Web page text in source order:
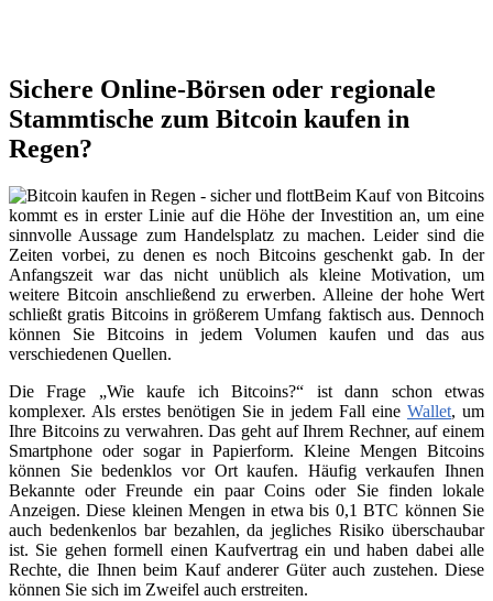
Sichere Online-Börsen oder regionale
Stammtische zum Bitcoin kaufen in
Regen?
Beim Kauf von Bitcoins
kommt es in erster Linie auf die Höhe der Investition an, um eine
sinnvolle Aussage zum Handelsplatz zu machen. Leider sind die
Zeiten vorbei, zu denen es noch Bitcoins geschenkt gab. In der
Anfangszeit war das nicht unüblich als kleine Motivation, um
weitere Bitcoin anschließend zu erwerben. Alleine der hohe Wert
schließt gratis Bitcoins in größerem Umfang faktisch aus. Dennoch
können Sie Bitcoins in jedem Volumen kaufen und das aus
verschiedenen Quellen.
Die Frage „Wie kaufe ich Bitcoins?“ ist dann schon etwas
komplexer. Als erstes benötigen Sie in jedem Fall eine Wallet, um
Ihre Bitcoins zu verwahren. Das geht auf Ihrem Rechner, auf einem
Smartphone oder sogar in Papierform. Kleine Mengen Bitcoins
können Sie bedenklos vor Ort kaufen. Häufig verkaufen Ihnen
Bekannte oder Freunde ein paar Coins oder Sie finden lokale
Anzeigen. Diese kleinen Mengen in etwa bis 0,1 BTC können Sie
auch bedenkenlos bar bezahlen, da jegliches Risiko überschaubar
ist. Sie gehen formell einen Kaufvertrag ein und haben dabei alle
Rechte, die Ihnen beim Kauf anderer Güter auch zustehen. Diese
können Sie sich im Zweifel auch erstreiten.